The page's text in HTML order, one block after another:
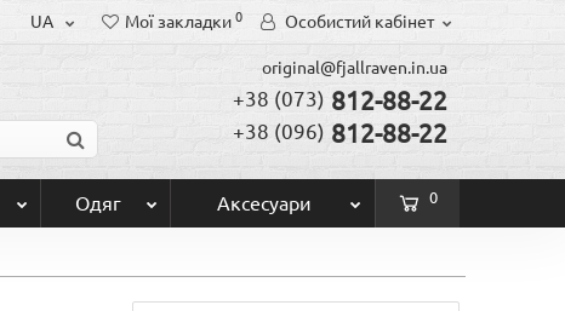
UA Мої закладки 0 Особистий кабінет
original@fjallraven.in.ua
+38 (073) 812-88-22
+38 (096) 812-88-22
Одяг Аксесуари 0